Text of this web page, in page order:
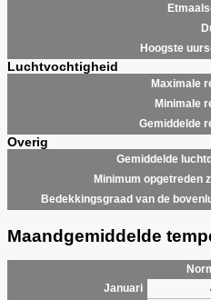
Hoogste
Luchtvochtigheid
Maximale
Minimale
Gemiddelde
Overig
Gemiddelde
Minimum opgetreden
Bedekkingsgraad van de
Maandgemiddelde
Januari